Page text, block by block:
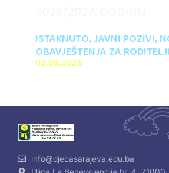
ISTAKNUTO, JAVNI POZIVI,
OBAVJEŠTENJA ZA
03.08.2026
info@djecasarajeva.edu.ba